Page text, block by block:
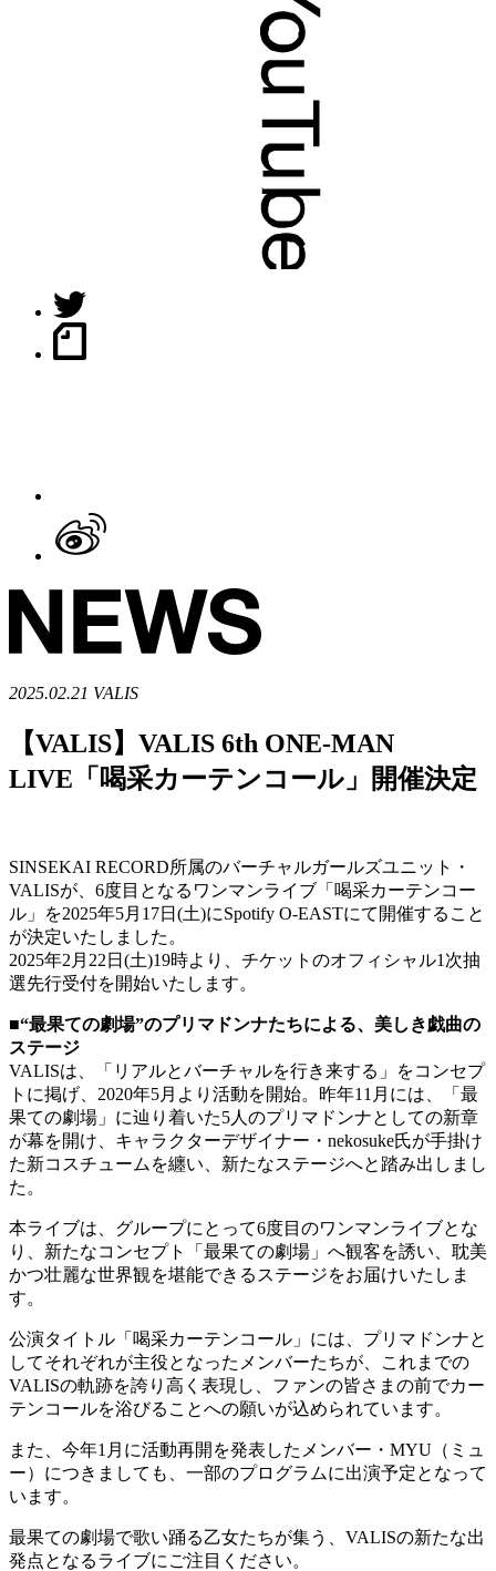
2025.02.21 VALIS
【VALIS】VALIS 6th ONE-MAN
LIVE「喝采カーテンコール」開催決定
SINSEKAI RECORD所属のバーチャルガールズユニット・
VALISが、6度目となるワンマンライブ「喝采カーテンコー
ル」を2025年5月17日(土)にSpotify O-EASTにて開催すること
が決定いたしました。
2025年2月22日(土)19時より、チケットのオフィシャル1次抽
選先行受付を開始いたします。
■“最果ての劇場”のプリマドンナたちによる、美しき戯曲の
ステージ
VALISは、「リアルとバーチャルを行き来する」をコンセプ
トに掲げ、2020年5月より活動を開始。昨年11月には、「最
果ての劇場」に辿り着いた5人のプリマドンナとしての新章
が幕を開け、キャラクターデザイナー・nekosuke氏が手掛け
た新コスチュームを纏い、新たなステージへと踏み出しまし
た。
本ライブは、グループにとって6度目のワンマンライブとな
り、新たなコンセプト「最果ての劇場」へ観客を誘い、耽美
かつ壮麗な世界観を堪能できるステージをお届けいたしま
す。
公演タイトル「喝采カーテンコール」には、プリマドンナと
してそれぞれが主役となったメンバーたちが、これまでの
VALISの軌跡を誇り高く表現し、ファンの皆さまの前でカー
テンコールを浴びることへの願いが込められています。
また、今年1月に活動再開を発表したメンバー・MYU（ミュ
ー）につきましても、一部のプログラムに出演予定となって
います。
最果ての劇場で歌い踊る乙女たちが集う、VALISの新たな出
発点となるライブにご注目ください。